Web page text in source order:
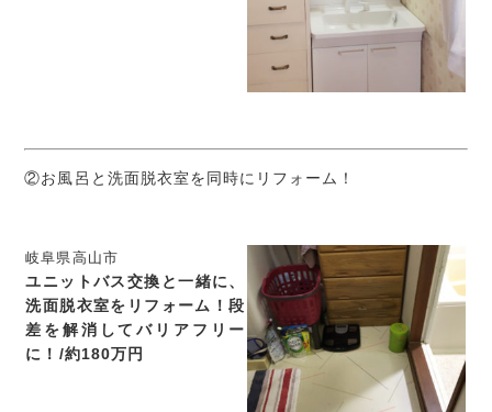
②お風呂と洗面脱衣室を同時にリフォーム！
岐阜県高山市
ユニットバス交換と一緒に、
洗面脱衣室をリフォーム ！段
差を解消してバリアフリー
に！ /約180万円